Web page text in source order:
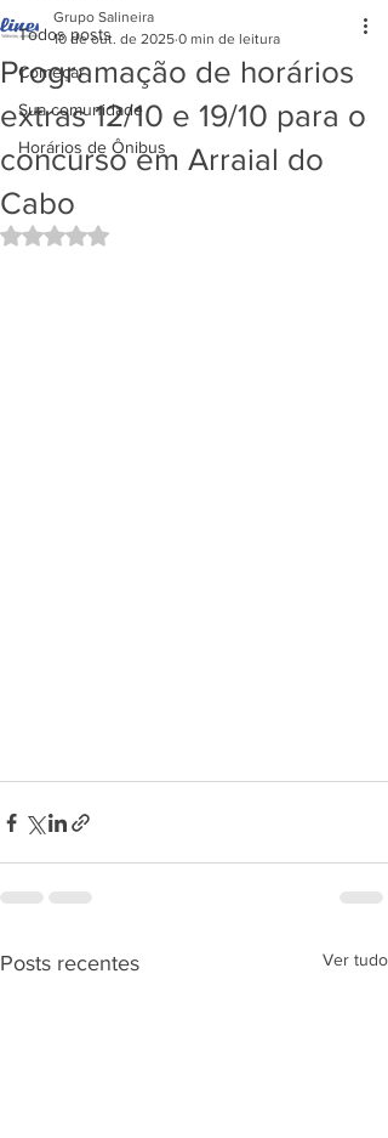
Todos posts
Começar
Sua comunidade
Horários de Ônibus
Programação de horários
extras 12/10 e 19/10 para o
concurso em Arraial do
Cabo
Grupo Salineira
10 de out. de 2025 0 min de leitura
Avaliado com NaN de 5 estrelas.
Posts recentes Ver tudo